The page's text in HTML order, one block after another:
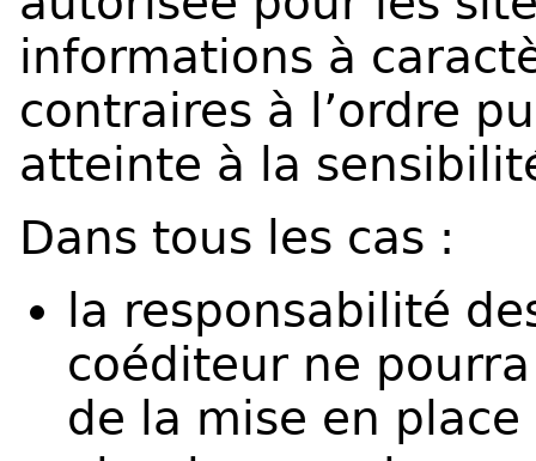
informations à
contraires à l’ordre
atteinte à la
Dans tous les cas :
la responsabilité
coéditeur ne
de la mise en